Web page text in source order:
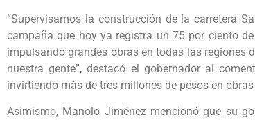
“Supervisamos la construcción de la carretera
campaña que hoy ya registra un 75 por ciento
impulsando grandes obras en todas las regiones
nuestra gente”, destacó el gobernador al
invirtiendo más de tres millones de pesos en
Asimismo, Manolo Jiménez mencionó que su